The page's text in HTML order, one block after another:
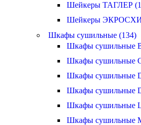
Шейкеры ТАГЛЕР
Шейкеры
Шкафы сушильные (134)
Шкафы сушильные
Шкафы сушильные
Шкафы сушильные
Шкафы сушильные
Шкафы сушильные
Шкафы сушильные